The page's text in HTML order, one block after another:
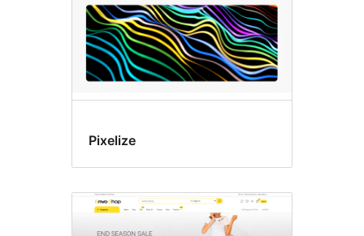
Pixelize